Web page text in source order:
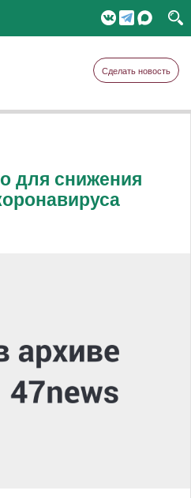
Сделать новость
для снижения